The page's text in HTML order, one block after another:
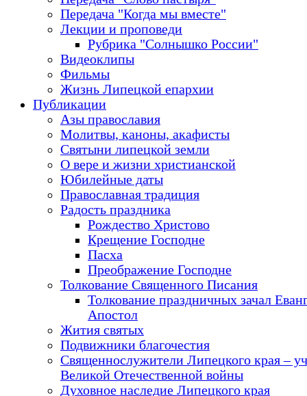
Передача "Когда мы вместе"
Лекции и проповеди
Рубрика "Солнышко России"
Видеоклипы
Фильмы
Жизнь Липецкой епархии
Публикации
Азы православия
Молитвы, каноны, акафисты
Святыни липецкой земли
О вере и жизни христианской
Юбилейные даты
Православная традиция
Радость праздника
Рождество Христово
Крещение Господне
Пасха
Преображение Господне
Толкование Священного Писания
Толкование праздничных зачал
Апостол
Жития святых
Подвижники благочестия
Священнослужители Липецкого края –
Великой Отечественной войны
Духовное наследие Липецкого края